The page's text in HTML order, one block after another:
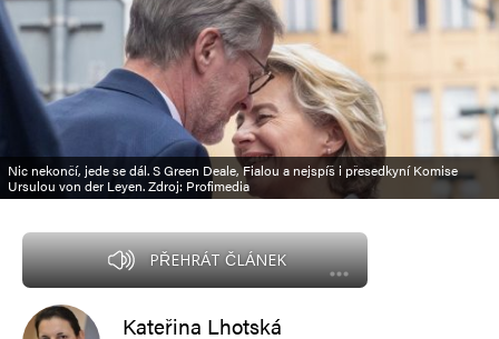
Nic nekončí, jede se dál. S Green Deale, Fialou a nejspíš i přesedkyní Komise
Ursulou von der Leyen. Zdroj: Profimedia
PŘEHRÁT ČLÁNEK
Kateřina Lhotská